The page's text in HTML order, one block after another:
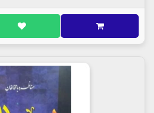
گفته شده.
روایات نوع دوم در قالب فضایل
امام‌شناسی و... برای پشتیبانی از
قبل یا بعد از روایات نوع اوّل
روایات نوع سوم برای درک
در آن جا آورده شده‌اند و محتوایی
مانند حوادثی که منجر به سخنرانی